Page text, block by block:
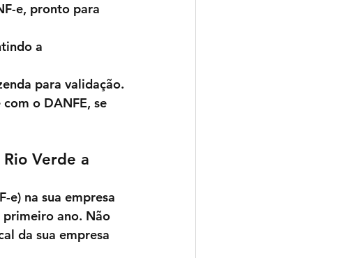
e, pronto para
a
para validação.
o DANFE, se
Verde a
e) na sua empresa
primeiro ano. Não
da sua empresa